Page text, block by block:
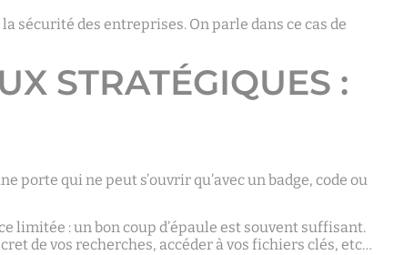
sécurité des entreprises. On parle dans ce cas de
STRATÉGIQUES :
qui ne peut s’ouvrir qu’avec un badge, code ou
limitée : un bon coup d’épaule est souvent suffisant.
de vos recherches, accéder à vos fichiers clés, etc…